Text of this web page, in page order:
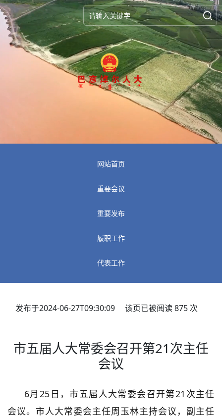
网站首页
重要会议
重要发布
履职工作
代表工作
发布于2024-06-27T09:30:09 该页已被阅读875 次
市五届人大常委会召开第21次主任
会议
6月25日，市五届人大常委会召开第21次主任
会议。市人大常委会主任周玉林主持会议，副主任